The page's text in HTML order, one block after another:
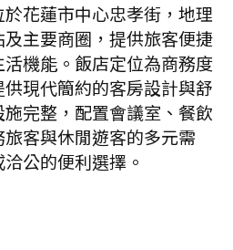
花蓮市中心忠孝街，地理
主要商圈，提供旅客便捷
機能。飯店定位為商務度
現代簡約的客房設計與舒
完整，配置會議室、餐飲
客與休閒遊客的多元需
公的便利選擇。